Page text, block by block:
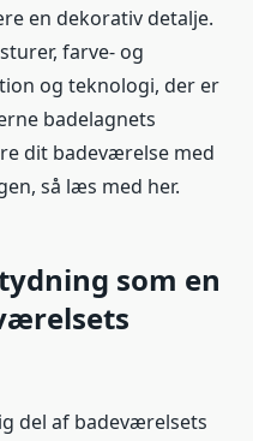
en dekorativ detalje.
farve- og
og teknologi, der er
badelagnets
dit badeværelse med
så læs med her.
som en
del af badeværelsets